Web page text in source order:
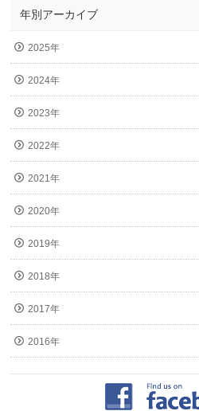
年別アーカイブ
2025年
2024年
2023年
2022年
2021年
2020年
2019年
2018年
2017年
2016年